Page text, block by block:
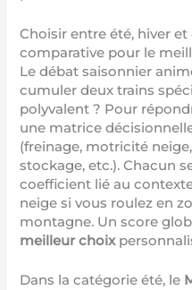
Choisir entre été, hiver
comparative pour le
Le débat saisonnier
cumuler deux trains
polyvalent ? Pour
une matrice
(freinage, motricité
stockage, etc.). Chacun
coefficient lié au
neige si vous roulez en
montagne. Un score
meilleur choix
Dans la catégorie été, le